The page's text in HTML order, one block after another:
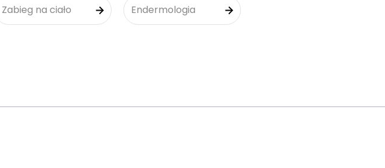
Zabieg na ciało Endermologia